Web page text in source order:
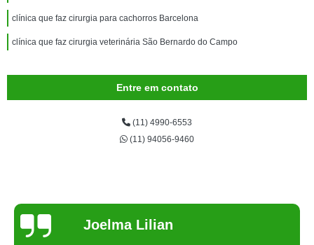
clínica que faz cirurgia para cachorros Barcelona
clínica que faz cirurgia veterinária São Bernardo do Campo
Entre em contato
(11) 4990-6553
(11) 94056-9460
Joelma Lilian